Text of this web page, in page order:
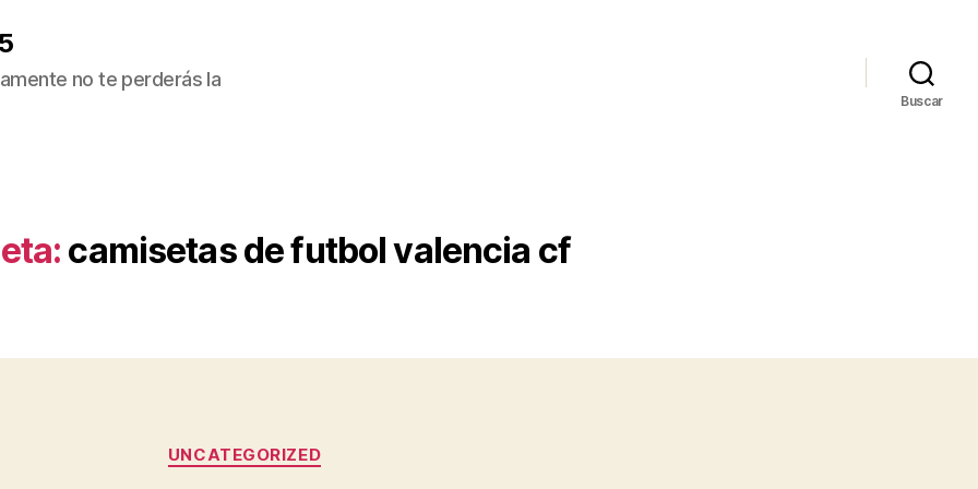
no te perderás la
Buscar
camisetas de futbol valencia cf
Categorías
UNCATEGORIZED